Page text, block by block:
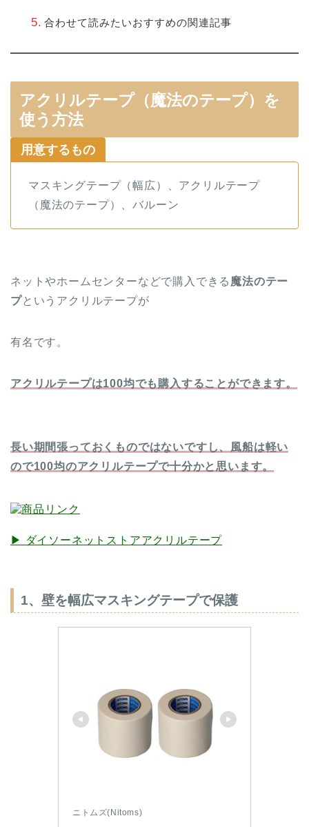
合わせて読みたいおすすめの関連記事
アクリルテープ（魔法のテープ）を
使う方法
用意するもの
マスキングテープ（幅広）、アクリルテープ
（魔法のテープ）、バルーン
ネットやホームセンターなどで購入できる 魔法のテー
プというアクリルテープが
有名です。
アクリルテープは100均でも購入することができます。
長い期間張っておくものではないですし、風船は軽い
ので100均のアクリルテープで十分かと思います。
▶︎ ダイソーネットストアアクリルテープ
1、壁を幅広マスキングテープで保護
ニトムズ(Nitoms)